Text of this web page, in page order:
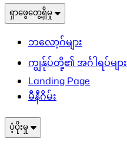
ရှာဖွေတွေ့ရှိမှု
ဘလော့ဂ်များ
ကျွန်ုပ်တို့၏ အင်္ဂါရပ်များ
Landing Page
မီနီဂိမ်း
ပံ့ပိုးမှု